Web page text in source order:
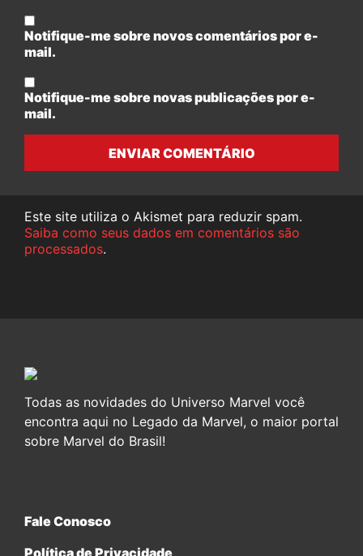
Notifique-me sobre novos comentários por e-
mail.
Notifique-me sobre novas publicações por e-
mail.
ENVIAR COMENTÁRIO
Este site utiliza o Akismet para reduzir spam.
Saiba como seus dados em comentários são
processados.
Todas as novidades do Universo Marvel você
encontra aqui no Legado da Marvel, o maior portal
sobre Marvel do Brasil!
Fale Conosco
Política de Privacidade